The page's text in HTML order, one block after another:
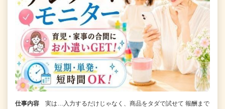
仕事内容
実は…入力するだけじゃなく、商品をタダで試せて 報酬まで